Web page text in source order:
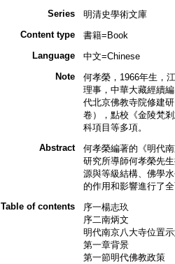
Series
明清史學術文庫
Content type
書籍=Book
Language
中文=Chinese
Note
何孝榮，1966年生，
理事，中華大藏經續
代北京佛教寺院修建
卷），點校《金陵梵
科項目等多項。
Abstract
何孝榮編著的《明代
研究所導師何孝榮先
源與等級結構、佛學
的作用和影響進行了
Table of contents
序一楊志玖
序二南炳文
明代南京八大寺位置
第一章背景
第一節明代佛教政策